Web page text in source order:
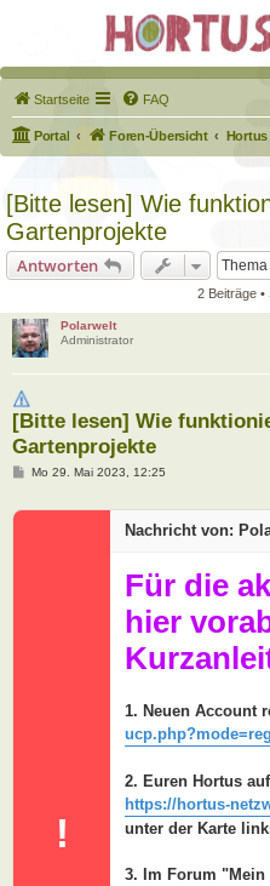
Startseite FAQ
Portal Foren-Übersicht
[Bitte lesen] Wie
Gartenprojekte
Antworten
2 Beiträge •
Polarwelt
Administrator
[Bitte lesen] Wie
Gartenprojekte
B
t
Mo 29. Mai 2023, 12:25
!
Nachricht von:
Für die
hier
1. Neuen Account
2. Euren Hortus
https://hortus-
unter der Karte
3. Im Forum